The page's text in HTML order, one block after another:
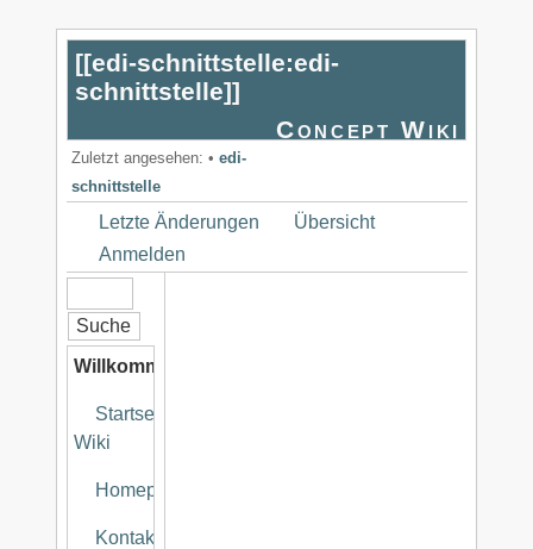
[[edi-schnittstelle:edi-
schnittstelle]]
Concept Wiki
Zuletzt angesehen: • edi-
schnittstelle
Letzte Änderungen
Übersicht
Anmelden
Willkommen
Startseite
Wiki
Homepage
Kontakt